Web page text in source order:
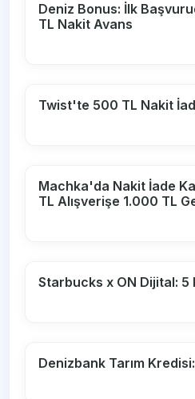
Deniz Bonus: İlk
TL Nakit Avans
Twist'te 500 TL Nakit
Machka'da Nakit İade
TL Alışverişe 1.000 TL
Starbucks x ON Dijital: 5
Denizbank Tarım